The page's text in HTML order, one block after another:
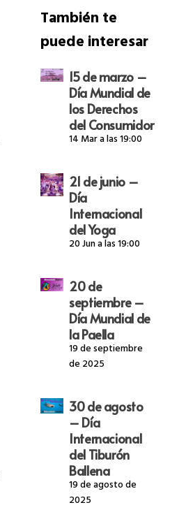
También te
puede interesar
15 de marzo –
Día Mundial de
los Derechos
del Consumidor
14 Mar a las 19:00
21 de junio –
Día
Internacional
del Yoga
20 Jun a las 19:00
20 de
septiembre –
Día Mundial de
la Paella
19 de septiembre
de 2025
30 de agosto
– Día
Internacional
del Tiburón
Ballena
19 de agosto de
2025